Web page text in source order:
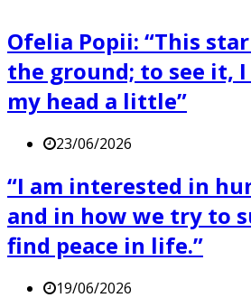
Ofelia Popii: “This
the ground; to see it,
my head a little”
23/06/2026
“I am interested in
and in how we try to
find peace in life.”
19/06/2026